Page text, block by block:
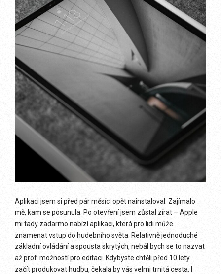
Aplikaci jsem si před pár měsíci opět nainstaloval. Zajímalo
mě, kam se posunula. Po otevření jsem zůstal zírat – Apple
mi tady zadarmo nabízí aplikaci, která pro lidi může
znamenat vstup do hudebního světa. Relativně jednoduché
základní ovládání a spousta skrytých, nebál bych se to nazvat
až profi možností pro editaci. Kdybyste chtěli před 10 lety
začít produkovat hudbu, čekala by vás velmi trnitá cesta. I